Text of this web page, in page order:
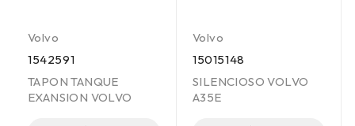
Volvo
1542591
TAPON TANQUE
EXANSION VOLVO
Volvo
15015148
SILENCIOSO VOLVO
A35E